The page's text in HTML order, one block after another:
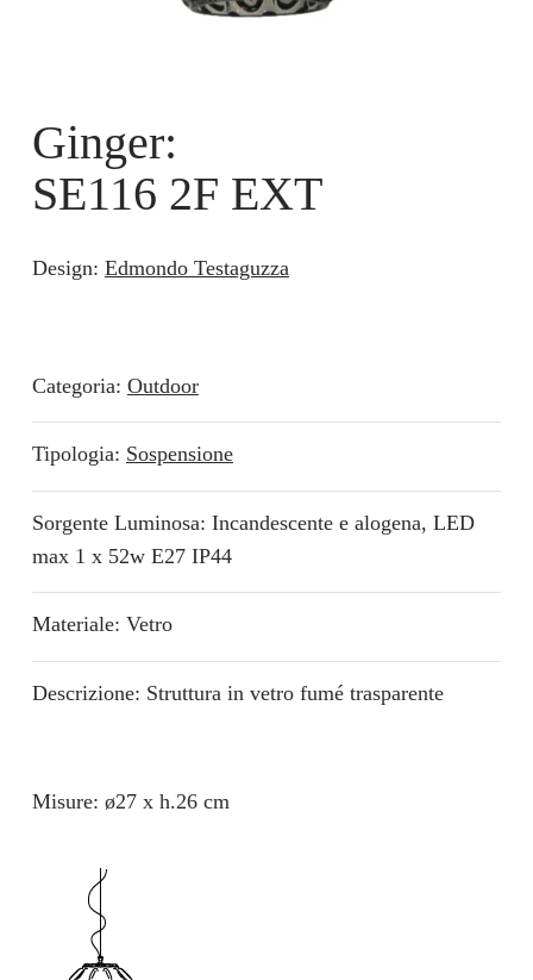
Ginger:
SE116 2F EXT
Design: Edmondo Testaguzza
Categoria: Outdoor
Tipologia: Sospensione
Sorgente Luminosa: Incandescente e alogena, LED
max 1 x 52w E27 IP44
Materiale: Vetro
Descrizione: Struttura in vetro fumé trasparente
Misure: ø27 x h.26 cm